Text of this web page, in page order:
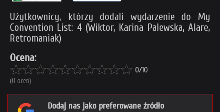
Użytkownicy, którzy dodali wydarzenie do My
Convention List: 4 (Wiktor, Karina Palewska, Alare,
Retromaniak)
Ocena:
0/10
(0 ocen)
Dodaj nas jako preferowane źródło